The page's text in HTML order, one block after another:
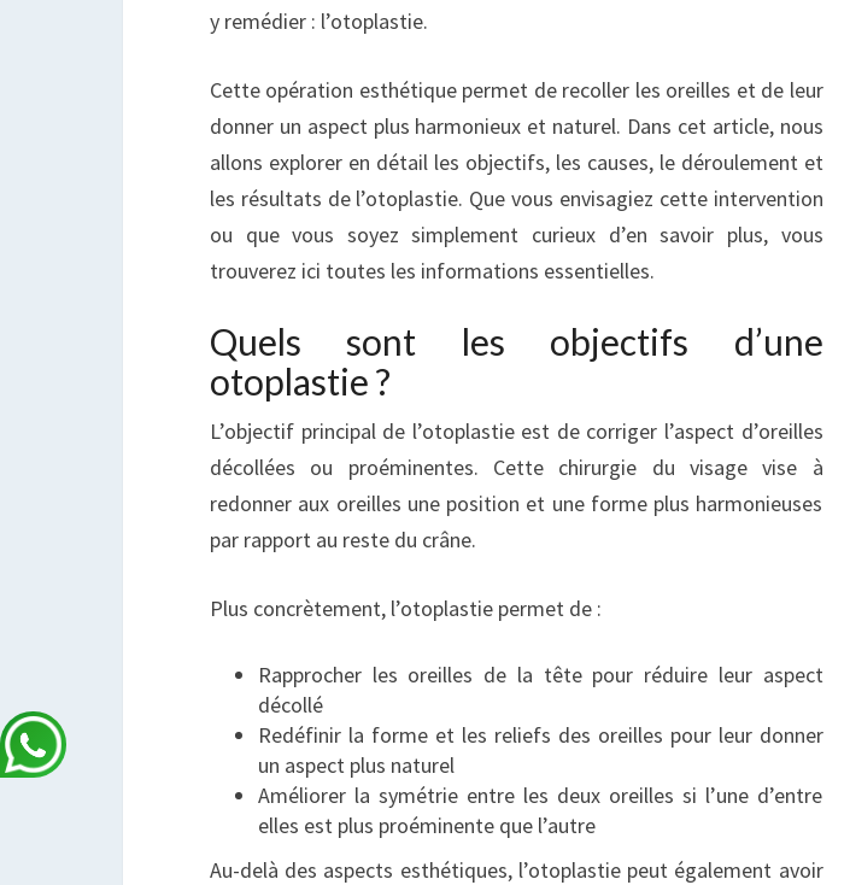
y remédier : l’otoplastie.
Cette opération esthétique permet de recoller les oreilles et de leur
donner un aspect plus harmonieux et naturel. Dans cet article, nous
allons explorer en détail les objectifs, les causes, le déroulement et
les résultats de l’otoplastie. Que vous envisagiez cette intervention
ou que vous soyez simplement curieux d’en savoir plus, vous
trouverez ici toutes les informations essentielles.
Quels sont les objectifs d’une
otoplastie ?
L’objectif principal de l’otoplastie est de corriger l’aspect d’oreilles
décollées ou proéminentes. Cette chirurgie du visage vise à
redonner aux oreilles une position et une forme plus harmonieuses
par rapport au reste du crâne.
Plus concrètement, l’otoplastie permet de :
Rapprocher les oreilles de la tête pour réduire leur aspect
décollé
Redéfinir la forme et les reliefs des oreilles pour leur donner
un aspect plus naturel
Améliorer la symétrie entre les deux oreilles si l’une d’entre
elles est plus proéminente que l’autre
Au-delà des aspects esthétiques, l’otoplastie peut également avoir